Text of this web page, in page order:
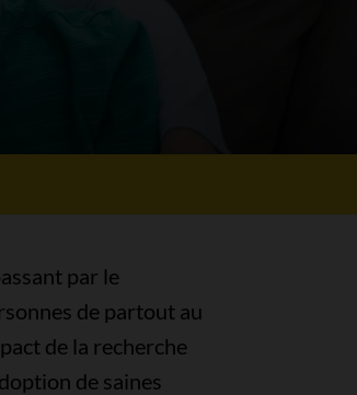
par le
de partout au
de la recherche
de saines